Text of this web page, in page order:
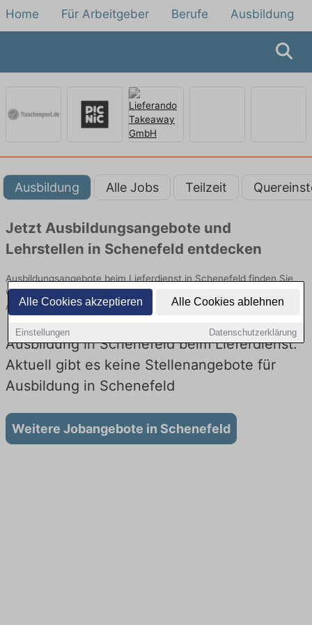
Alle Cookies akzeptieren Alle Cookies ablehnen
Einstellungen Datenschutzerklärung
Home Für Arbeitgeber Berufe Ausbildung
Ausbildung Alle Jobs Teilzeit
Jetzt Ausbildungsangebote und
Lehrstellen in Schenefeld entdecken
Ausbildungsangebote beim Lieferdienst in Schenefeld finden Sie
von namhaften Firmen. Entdecken Sie freie Optionen von Top-
Arbeitgebern und bewerben Sie sich noch heute.
Ausbildung in Schenefeld beim Lieferdienst:
Aktuell gibt es keine Stellenangebote für
Ausbildung in Schenefeld
Weitere Jobangebote in Schenefeld